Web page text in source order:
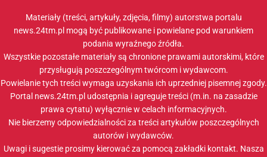
Materiały (treści, artykuły, zdjęcia, filmy) autorstwa portalu
news.24tm.pl mogą być publikowane i powielane pod warunkiem
podania wyraźnego źródła.
Wszystkie pozostałe materiały są chronione prawami autorskimi, które
przysługują poszczególnym twórcom i wydawcom.
Powielanie tych treści wymaga uzyskania ich uprzedniej pisemnej zgody.
Portal news.24tm.pl udostępnia i agreguje treści (m.in. na zasadzie
prawa cytatu) wyłącznie w celach informacyjnych.
Nie bierzemy odpowiedzialności za treści artykułów poszczególnych
autorów i wydawców.
Uwagi i sugestie prosimy kierować za pomocą zakładki kontakt. Nasza